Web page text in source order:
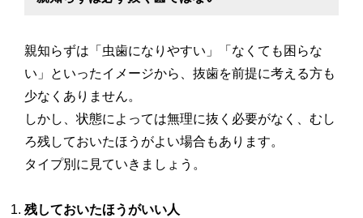
親知らずは「虫歯になりやすい」「なくても困らな
い」といったイメージから、抜歯を前提に考える方も
少なくありません。
しかし、状態によっては無理に抜く必要がなく、むし
ろ残しておいたほうがよい場合もあります。
タイプ別に見ていきましょう。
残しておいたほうがいい人